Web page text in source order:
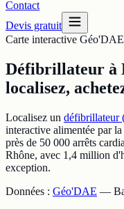
Contact
Devis gratuit
Carte interactive
Défibrillateur à
localisez,
Localisez un défibrillateur
interactive alimentée par
près de 50 000 arrêts
Rhône, avec 1,4 million
exception.
Données : Géo'DAE —